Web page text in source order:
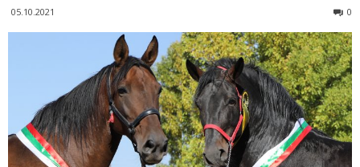
05.10.2021 0